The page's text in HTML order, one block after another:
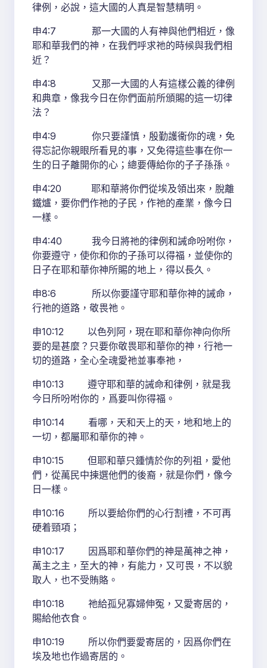
律例，必說，這大國的人真是智慧精明。
申4:7 那一大國的人有神與他們相近，像
耶和華我們的神，在我們呼求祂的時候與我們相
近？
申4:8 又那一大國的人有這樣公義的律例
和典章，像我今日在你們面前所頒賜的這一切律
法？
申4:9 你只要謹慎，殷勤護衞你的魂，免
得忘記你親眼所看見的事，又免得這些事在你一
生的日子離開你的心；總要傳給你的子子孫孫。
申4:20 耶和華將你們從埃及領出來，脫離
鐵爐，要你們作祂的子民，作祂的產業，像今日
一樣。
申4:40 我今日將祂的律例和誡命吩咐你，
你要遵守，使你和你的子孫可以得福，並使你的
日子在耶和華你神所賜的地上，得以長久。
申8:6 所以你要謹守耶和華你神的誡命，
行祂的道路，敬畏祂。
申10:12 以色列阿，現在耶和華你神向你所
要的是甚麼？只要你敬畏耶和華你的神，行祂一
切的道路，全心全魂愛祂並事奉祂，
申10:13 遵守耶和華的誡命和律例，就是我
今日所吩咐你的，爲要叫你得福。
申10:14 看哪，天和天上的天，地和地上的
一切，都屬耶和華你的神。
申10:15 但耶和華只鍾情於你的列祖，愛他
們，從萬民中揀選他們的後裔，就是你們，像今
日一樣。
申10:16 所以要給你們的心行割禮，不可再
硬着頸項；
申10:17 因爲耶和華你們的神是萬神之神，
萬主之主，至大的神，有能力，又可畏，不以貌
取人，也不受賄賂。
申10:18 祂給孤兒寡婦伸冤，又愛寄居的，
賜給他衣食。
申10:19 所以你們要愛寄居的，因爲你們在
埃及地也作過寄居的。